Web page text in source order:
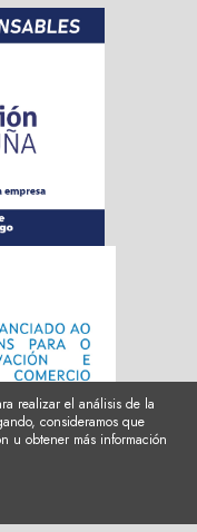
realizar el análisis de la
consideramos que
u obtener más información